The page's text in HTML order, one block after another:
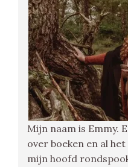
Mijn naam is Emmy.
over boeken en al
mijn hoofd